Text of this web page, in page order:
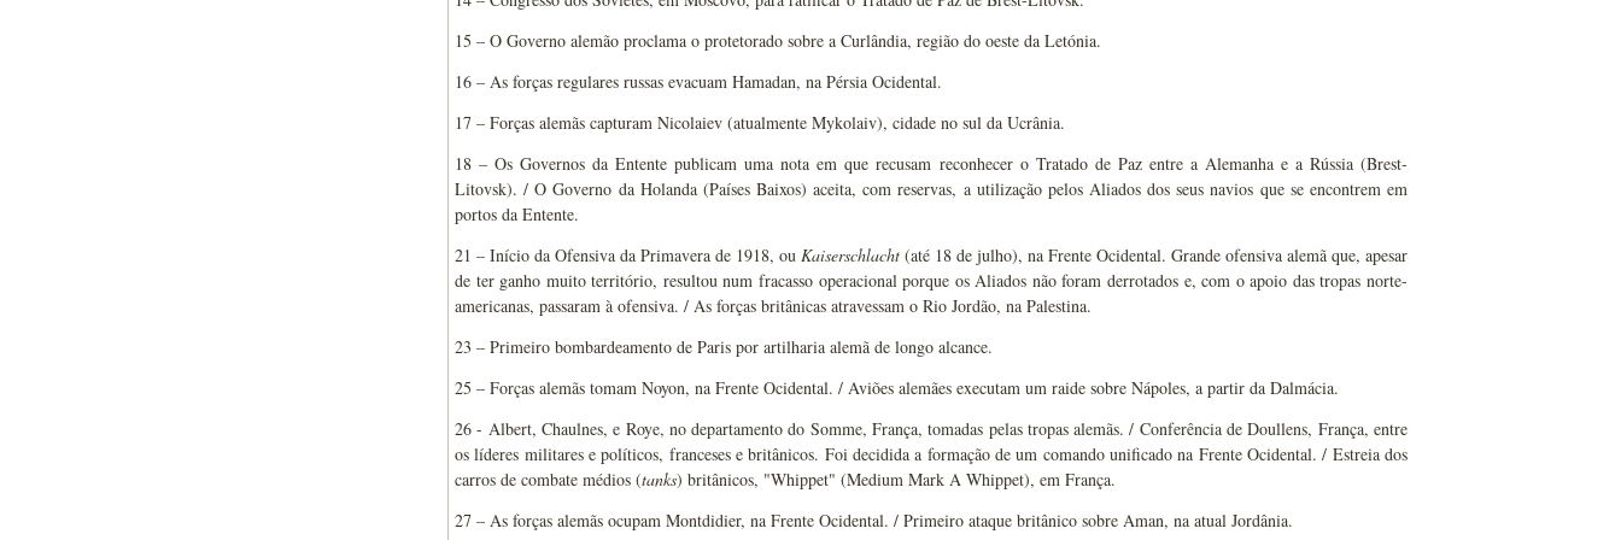
15 – O Governo alemão proclama o protetorado sobre a Curlândia, região do oeste da Letónia.
16 – As forças regulares russas evacuam Hamadan, na Pérsia Ocidental.
17 – Forças alemãs capturam Nicolaiev (atualmente Mykolaiv), cidade no sul da Ucrânia.
18 – Os Governos da Entente publicam uma nota em que recusam reconhecer o Tratado de Paz entre a Alemanha e a Rússia (Brest-
Litovsk). / O Governo da Holanda (Países Baixos) aceita, com reservas, a utilização pelos Aliados dos seus navios que se encontrem em
portos da Entente.
21 – Início da Ofensiva da Primavera de 1918, ou Kaiserschlacht (até 18 de julho), na Frente Ocidental. Grande ofensiva alemã que, apesar
de ter ganho muito território, resultou num fracasso operacional porque os Aliados não foram derrotados e, com o apoio das tropas norte-
americanas, passaram à ofensiva. / As forças britânicas atravessam o Rio Jordão, na Palestina.
23 – Primeiro bombardeamento de Paris por artilharia alemã de longo alcance.
25 – Forças alemãs tomam Noyon, na Frente Ocidental. / Aviões alemães executam um raide sobre Nápoles, a partir da Dalmácia.
26 - Albert, Chaulnes, e Roye, no departamento do Somme, França, tomadas pelas tropas alemãs. / Conferência de Doullens, França, entre
os líderes militares e políticos, franceses e britânicos. Foi decidida a formação de um comando unificado na Frente Ocidental. / Estreia dos
carros de combate médios (tanks) britânicos, "Whippet" (Medium Mark A Whippet), em França.
27 – As forças alemãs ocupam Montdidier, na Frente Ocidental. / Primeiro ataque britânico sobre Aman, na atual Jordânia.